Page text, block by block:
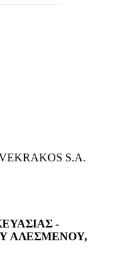
S.A.
-
ΑΛΕΣΜΕΝΟΥ,